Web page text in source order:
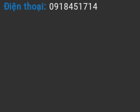
Điện thoại: 0918451714